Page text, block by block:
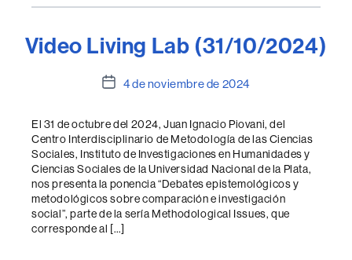
Video Living Lab (31/10/2024)
Fecha
entrada
4 de noviembre de 2024
El 31 de octubre del 2024, Juan Ignacio Piovani, del
Centro Interdisciplinario de Metodología de las Ciencias
Sociales, Instituto de Investigaciones en Humanidades y
Ciencias Sociales de la Universidad Nacional de la Plata,
nos presenta la ponencia “Debates epistemológicos y
metodológicos sobre comparación e investigación
social”, parte de la sería Methodological Issues, que
corresponde al […]